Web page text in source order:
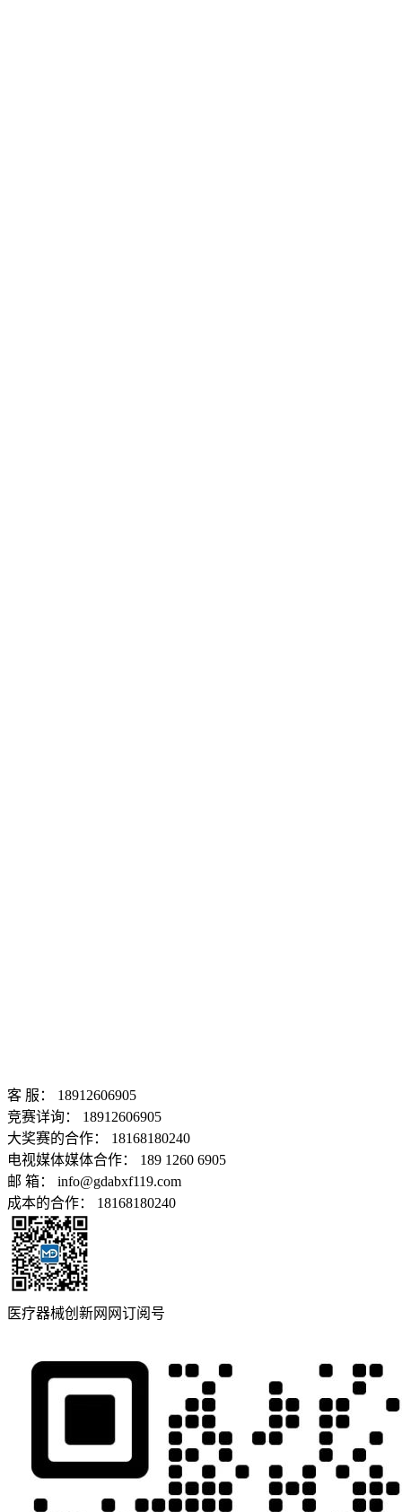
客 服： 18912606905
竞赛详询： 18912606905
大奖赛的合作： 18168180240
电视媒体媒体合作： 189 1260 6905
邮 箱： info@gdabxf119.com
成本的合作： 18168180240
医疗器械创新网网订阅号